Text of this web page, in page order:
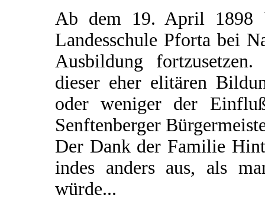
Ab dem 19. April 1898
Landesschule Pforta bei
Ausbildung
dieser eher elitären
oder weniger der
Senftenberger
Der Dank der Familie
indes anders aus, als
würde...